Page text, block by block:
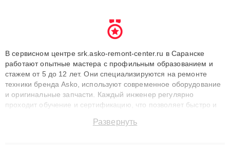
В сервисном центре srk.asko-remont-center.ru в Саранске
работают опытные мастера с профильным образованием и
стажем от 5 до 12 лет. Они специализируются на ремонте
техники бренда Asko, используют современное оборудование
и оригинальные запчасти. Каждый инженер регулярно
проходит обучение и сертификацию, что позволяет быстро и
сохранением гарантии до 3 лет. Наши мастера решают
Развернуть